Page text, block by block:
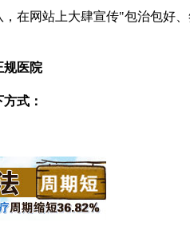
在网站上大肆宣传"包治包好
规医院
式：